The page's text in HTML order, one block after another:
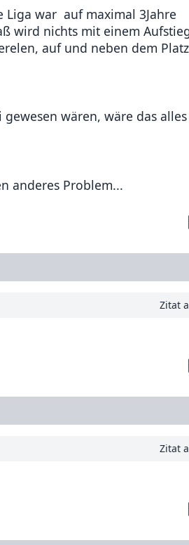
war auf maximal 3Jahre
wird nichts mit einem
auf und neben dem
wären, wäre das
anderes Problem...
Zitat
Zitat